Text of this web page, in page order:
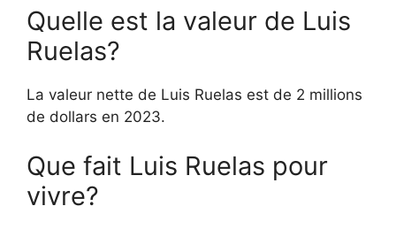
Quelle est la valeur de Luis
Ruelas?
La valeur nette de Luis Ruelas est de 2 millions
de dollars en 2023.
Que fait Luis Ruelas pour
vivre?